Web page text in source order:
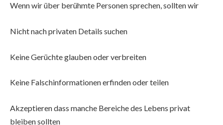
Wenn wir über berühmte Personen sprechen, sollten wir
Nicht nach privaten Details suchen
Keine Gerüchte glauben oder verbreiten
Keine Falschinformationen erfinden oder teilen
Akzeptieren dass manche Bereiche des Lebens privat
bleiben sollten